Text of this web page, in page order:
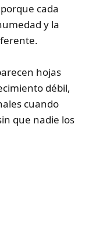
cada
y la
hojas
débil,
cuando
que nadie los